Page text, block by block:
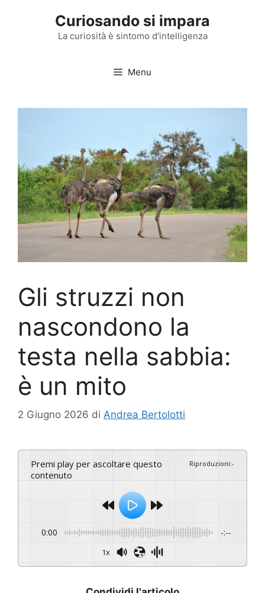
Curiosando si impara
La curiosità è sintomo d'intelligenza
Menu
Gli struzzi non
nascondono la
testa nella sabbia:
è un mito
2 Giugno 2026 di Andrea Bertolotti
Premi play per ascoltare questo
contenuto
Riproduzioni:-
0:00 -:--
1x